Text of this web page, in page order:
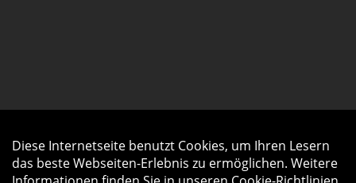
Diese Internetseite benutzt Cookies, um Ihren Lesern
das beste Webseiten-Erlebnis zu ermöglichen. Weitere
Auftrag widerrufen